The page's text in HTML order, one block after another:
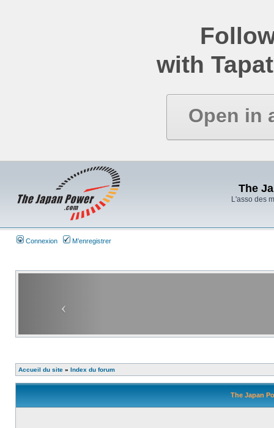
with
Open in
The
L'asso des
Connexion M’enregistrer
Accueil du site » Index du forum
The Japan